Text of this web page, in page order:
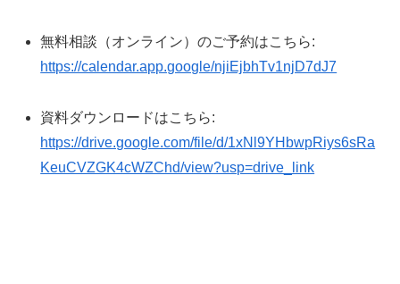
無料相談（オンライン）のご予約はこちら:
https://calendar.app.google/njiEjbhTv1njD7dJ7
資料ダウンロードはこちら:
https://drive.google.com/file/d/1xNl9YHbwpRiys6sRa
KeuCVZGK4cWZChd/view?usp=drive_link